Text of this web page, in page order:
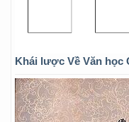
Khái lược Về Văn học